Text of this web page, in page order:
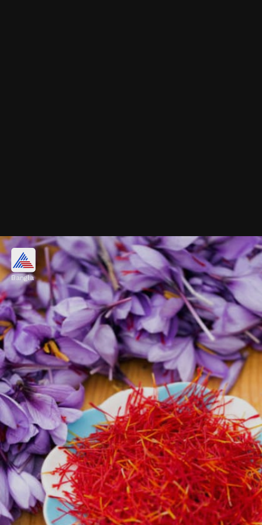
হজমশক্তি উন্নত করে
সকালে এই জল পান করলে হজমশক্তি বাড়ে। এটি
গ্যাস, অম্বল এবং পেট ফাঁপার মতো সমস্যা দূর করতে
সাহায্য করে।
Image credits: Getty
Bangla